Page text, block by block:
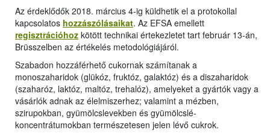
Az érdeklődők 2018. március 4-ig küldhetik el a protokollal
kapcsolatos hozzászólásaikat. Az EFSA emellett
regisztrációhoz kötött technikai értekezletet tart február 13-án,
Brüsszelben az értékelés metodológiájáról.
Szabadon hozzáférhető cukornak számítanak a
monoszaharidok (glükóz, fruktóz, galaktóz) és a diszaharidok
(szaharóz, laktóz, maltóz, trehalóz), amelyeket a gyártók vagy a
vásárlók adnak az élelmiszerhez; valamint a mézben,
szirupokban, gyümölcslevekben és gyümölcslé-
koncentrátumokban természetesen jelen lévő cukrok.